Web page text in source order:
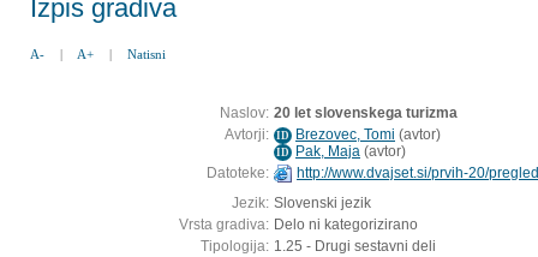
Izpis gradiva
A- | A+ | Natisni
Naslov: 20 let slovenskega turizma
Avtorji: ID Brezovec, Tomi (avtor)
ID Pak, Maja (avtor)
Datoteke:
http://www.dvajset.si/prvih-20/
Jezik: Slovenski jezik
Vrsta gradiva: Delo ni kategorizirano
Tipologija: 1.25 - Drugi sestavni deli